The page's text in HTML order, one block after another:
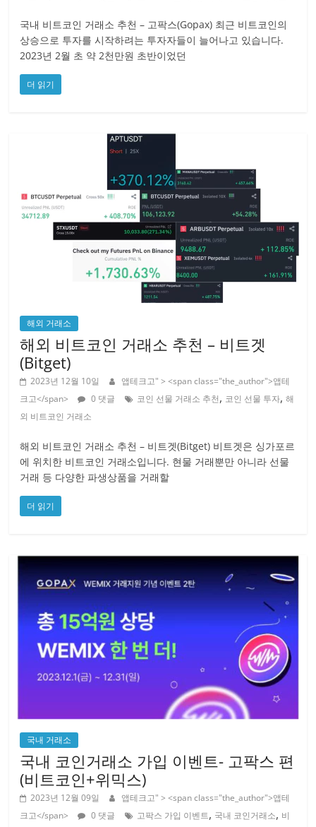
국내 비트코인 거래소 추천 – 고팍스(Gopax) 최근 비트코인의
상승으로 투자를 시작하려는 투자자들이 늘어나고 있습니다.
2023년 2월 초 약 2천만원 초반이었던
더 읽기
해외 거래소
해외 비트코인 거래소 추천 – 비트겟
(Bitget)
2023년 12월 10일 앱테크고" > <span class="the_author">앱테
크고</span>
0 댓글 코인 선물 거래소 추천, 코인 선물 투자,해
외 비트코인 거래소
해외 비트코인 거래소 추천 – 비트겟(Bitget) 비트겟은 싱가포르
에 위치한 비트코인 거래소입니다. 현물 거래뿐만 아니라 선물
거래 등 다양한 파생상품을 거래할
더 읽기
국내 거래소
국내 코인거래소 가입 이벤트- 고팍스 편
(비트코인+위믹스)
2023년 12월 09일 앱테크고" > <span class="the_author">앱테
크고</span>
0 댓글 고팍스 가입 이벤트, 국내 코인거래소, 비